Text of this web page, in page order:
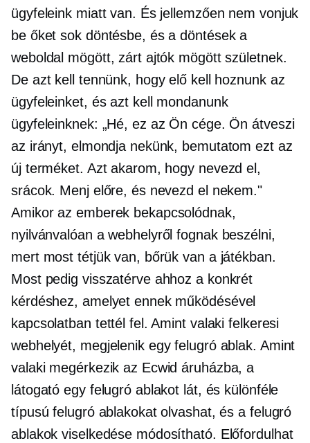
ügyfeleink miatt van. És jellemzően nem vonjuk
be őket sok döntésbe, és a döntések a
weboldal mögött, zárt ajtók mögött születnek.
De azt kell tennünk, hogy elő kell hoznunk az
ügyfeleinket, és azt kell mondanunk
ügyfeleinknek: „Hé, ez az Ön cége. Ön átveszi
az irányt, elmondja nekünk, bemutatom ezt az
új terméket. Azt akarom, hogy nevezd el,
srácok. Menj előre, és nevezd el nekem."
Amikor az emberek bekapcsolódnak,
nyilvánvalóan a webhelyről fognak beszélni,
mert most tétjük van, bőrük van a játékban.
Most pedig visszatérve ahhoz a konkrét
kérdéshez, amelyet ennek működésével
kapcsolatban tettél fel. Amint valaki felkeresi
webhelyét, megjelenik egy felugró ablak. Amint
valaki megérkezik az Ecwid áruházba, a
látogató egy felugró ablakot lát, és különféle
típusú felugró ablakokat olvashat, és a felugró
ablakok viselkedése módosítható. Előfordulhat